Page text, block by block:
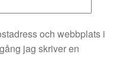
och webbplats i
jag skriver en